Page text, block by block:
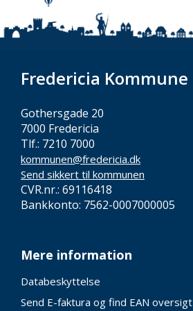
Fredericia Kommune
Gothersgade 20
7000 Fredericia
Tlf.: 7210 7000
kommunen@fredericia.dk
Send sikkert til kommunen
CVR.nr.: 69116418
Bankkonto: 7562-0007000005
Mere information
Databeskyttelse
Send E-faktura og find EAN oversigt